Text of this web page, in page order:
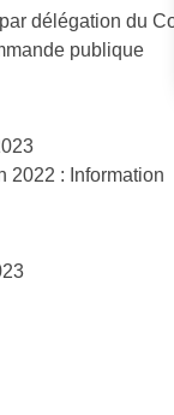
délégation du
publique
2022 : Information